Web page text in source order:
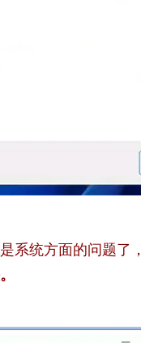
系统方面的问题了，